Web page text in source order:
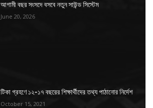
আগামী বছর সংসদে বসবে নতুন সাউন্ড সিস্টেম
June 20, 2026
টিকা গ্রহণে ১২-১৭ বছরের শিক্ষার্থীদের তথ্য পাঠানোর নির্দেশ
October 15, 2021